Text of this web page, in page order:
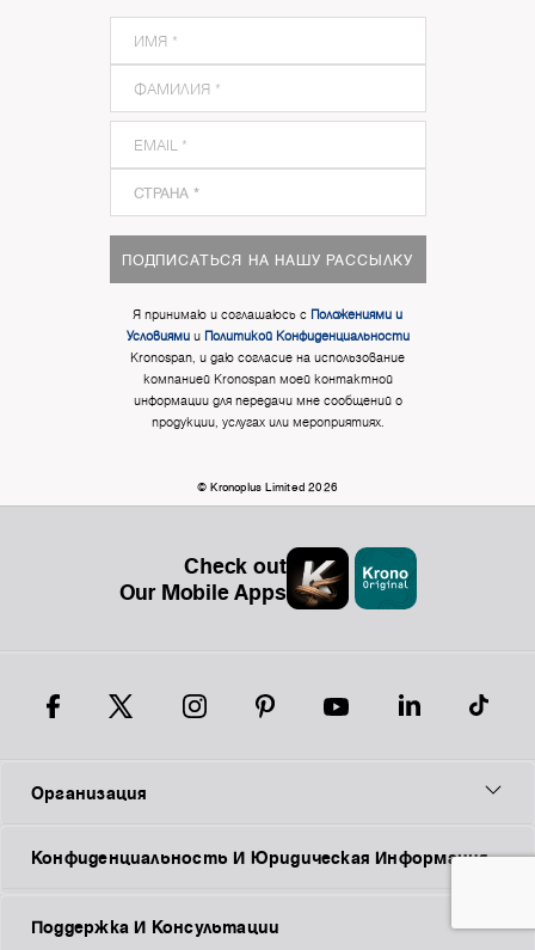
ПОДПИСАТЬСЯ НА НАШУ РАССЫЛКУ
Я принимаю и соглашаюсь с Положениями и
Условиямии Политикой Конфиденциальности
Kronospan, и даю согласие на использование
компанией Kronospan моей контактной
информации для передачи мне сообщений о
продукции, услугах или мероприятиях.
© Kronoplus Limited 2026
Check out
Our Mobile Apps
Организация
Конфиденциальность И Юридическая Информация
Поддержка И Консультации